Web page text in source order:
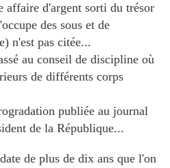
affaire d'argent sorti du trésor
des sous et de
n'est pas citée...
au conseil de discipline où
de différents corps
publiée au journal
de la République...
de plus de dix ans que l'on